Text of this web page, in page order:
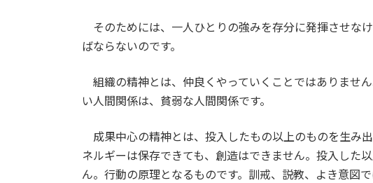
そのためには、一人ひとりの強みを存分に発揮させな
ばならないのです。
組織の精神とは、仲良くやっていくことではありませ
い人間関係は、貧弱な人間関係です。
成果中心の精神とは、投入したもの以上のものを生み
ネルギーは保存できても、創造はできません。投入した
ん。行動の原理となるものです。訓戒、説教、よき意図で